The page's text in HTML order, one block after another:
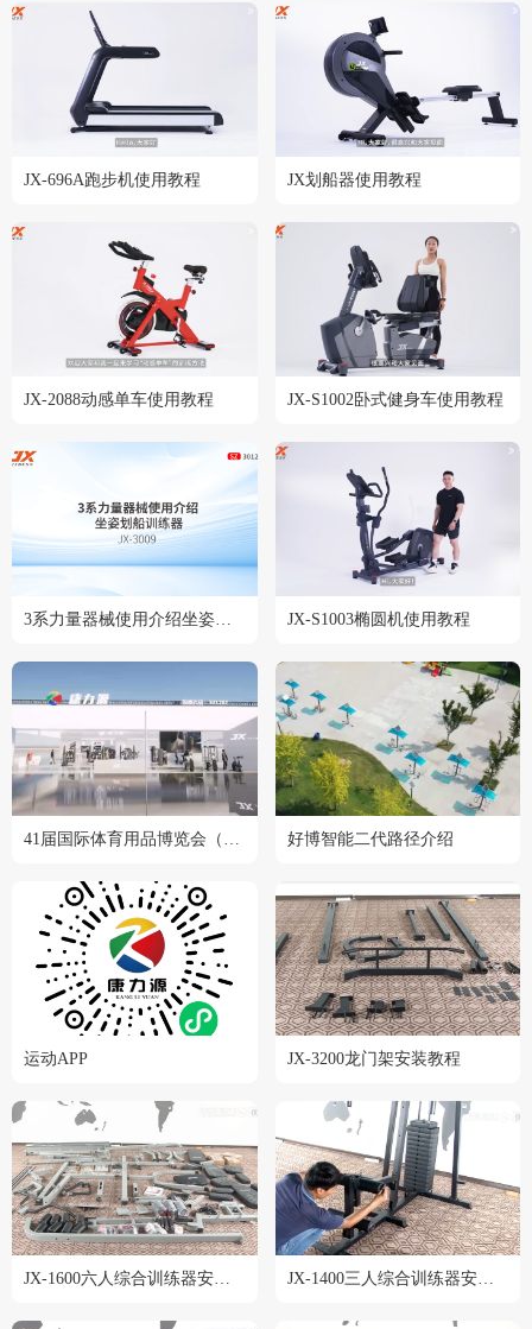
JX-696A跑步机使用教程 JX划船器使用教程
JX-2088动感单车使用教程 JX-S1002卧式健身车使用教程
JX-S1003椭圆机使用教程
好博智能二代路径介绍
运动APP JX-3200龙门架安装教程
JX-1400三人综合训练器安装教程